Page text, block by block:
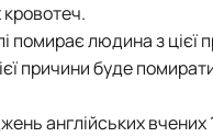
кровотеч.
помирає людина з цієї
причини буде
англійських вчених